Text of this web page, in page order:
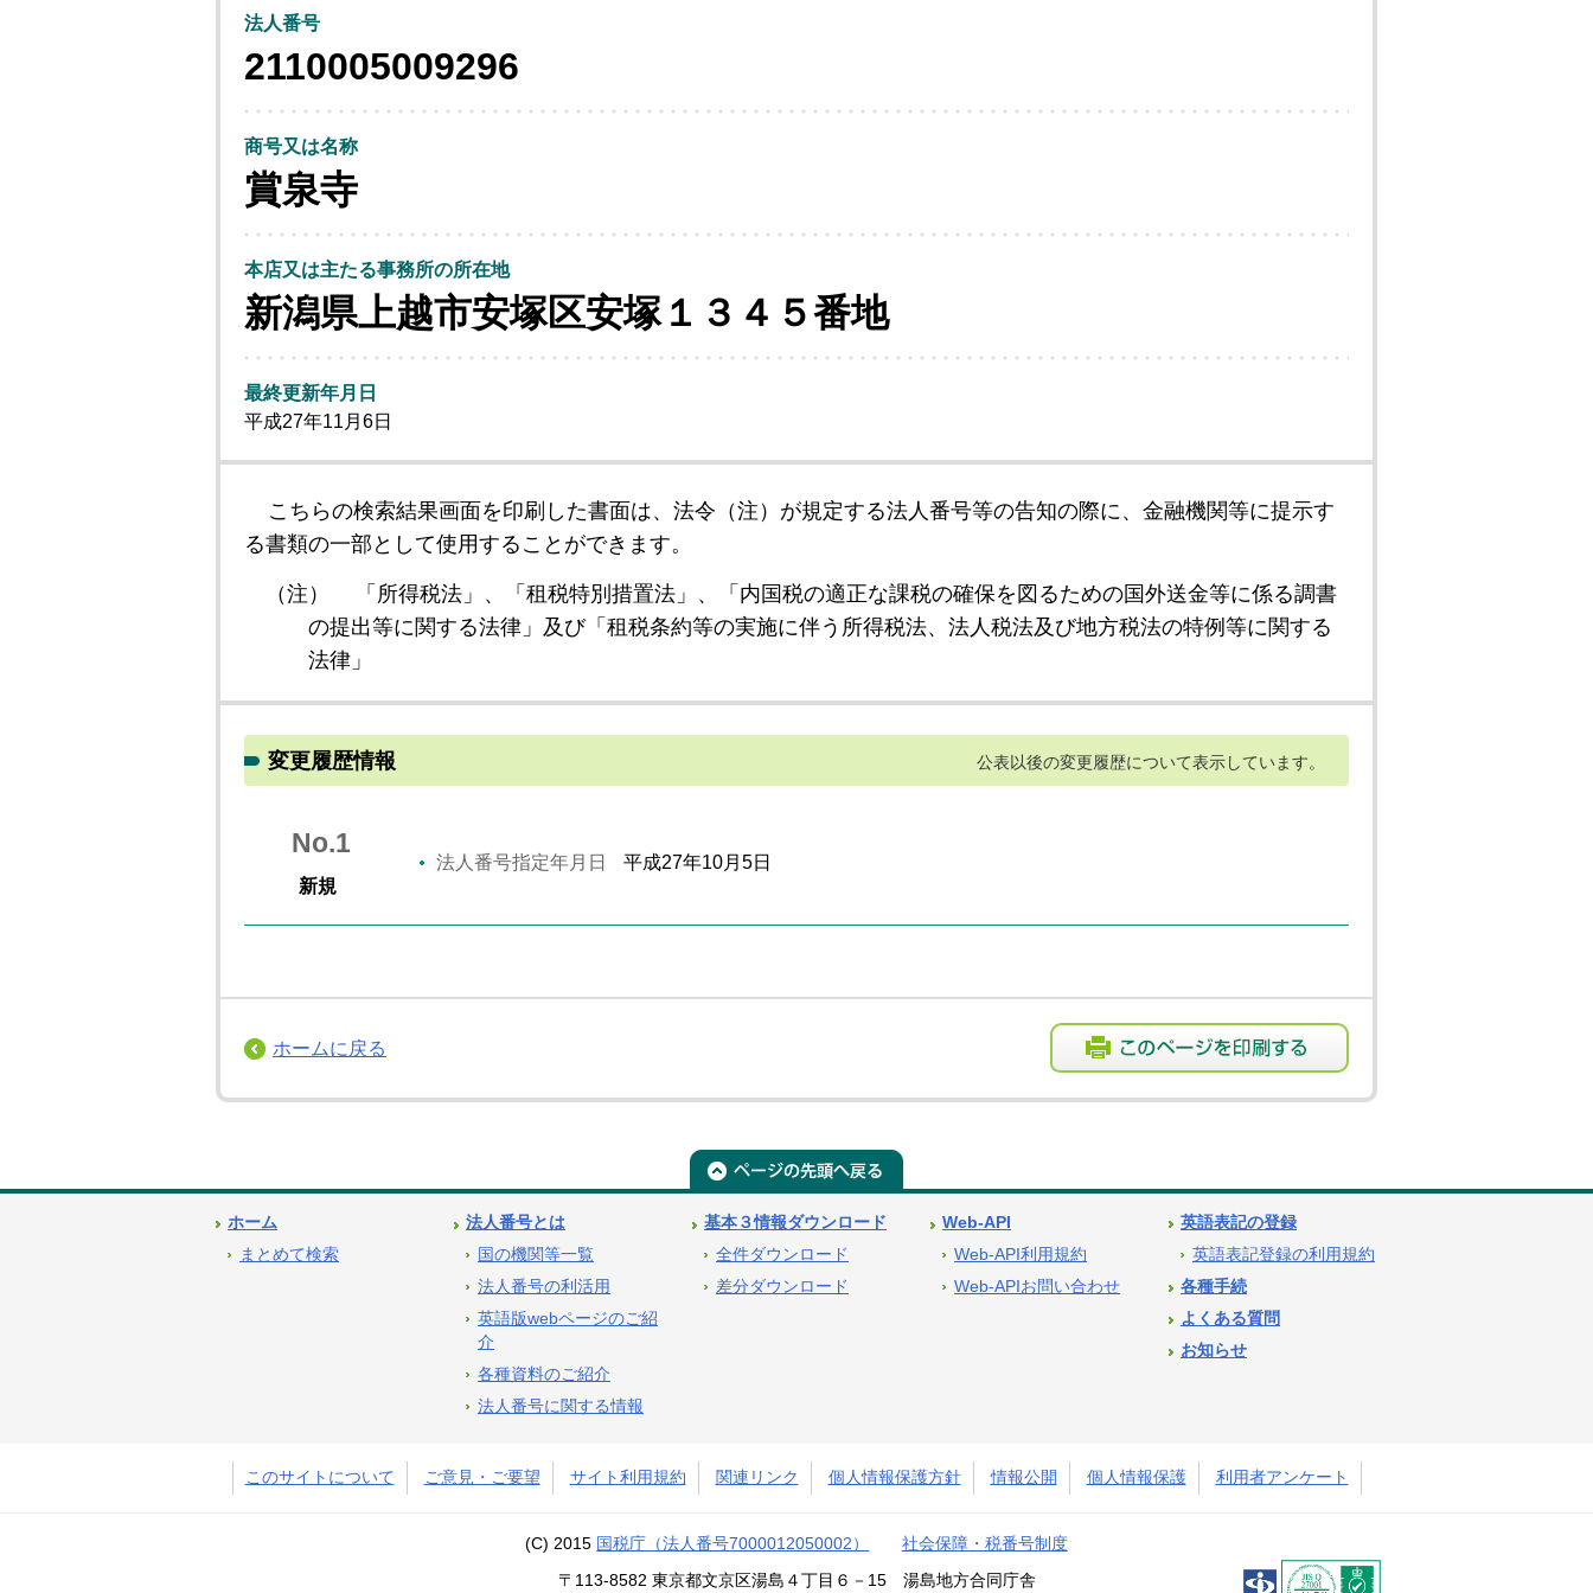
法人番号
2110005009296
商号又は名称
賞泉寺
本店又は主たる事務所の所在地
新潟県上越市安塚区安塚１３４５番地
最終更新年月日
平成27年11月6日
こちらの検索結果画面を印刷した書面は、法令（注）が規定する法人番号等の告知の際に、金融機関等に提示す
る書類の一部として使用することができます。
（注）
「所得税法」、「租税特別措置法」、「内国税の適正な課税の確保を図るための国外送金等に係る調書
の提出等に関する法律」及び「租税条約等の実施に伴う所得税法、法人税法及び地方税法の特例等に関する
法律」
変更履歴情報 公表以後の変更履歴について表示しています。
No.1
新規
法人番号指定年月日 平成27年10月5日
ホームに戻る
ホーム
まとめて検索
法人番号とは
国の機関等一覧
法人番号の利活用
英語版webページのご紹
介
各種資料のご紹介
法人番号に関する情報
基本３情報ダウンロード
全件ダウンロード
差分ダウンロード
Web-API
Web-API利用規約
Web-APIお問い合わせ
英語表記の登録
英語表記登録の利用規約
各種手続
よくある質問
お知らせ
このサイトについて ご意見・ご要望 サイト利用規約 関連リンク 個人情報保護方針 情報公開 個人情報保護 利用者アンケート
(C) 2015 国税庁（法人番号7000012050002） 社会保障・税番号制度
〒113-8582 東京都文京区湯島４丁目６－15 湯島地方合同庁舎